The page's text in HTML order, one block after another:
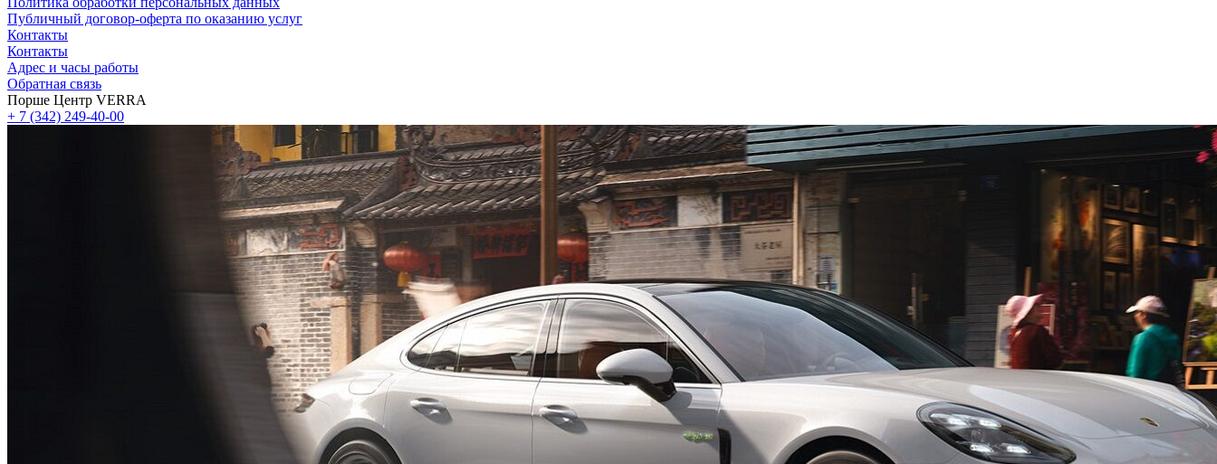
Публичный договор-оферта по оказанию услуг
Контакты
Контакты
Адрес и часы работы
Обратная связь
Порше Центр VERRA
+ 7 (342) 249-40-00